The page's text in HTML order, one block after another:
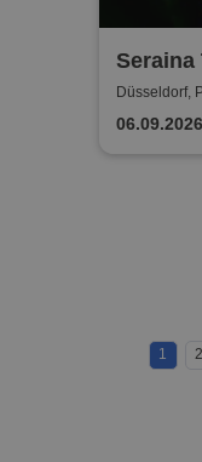
Seraina
Düsseldorf,
06.09.2026
1 2